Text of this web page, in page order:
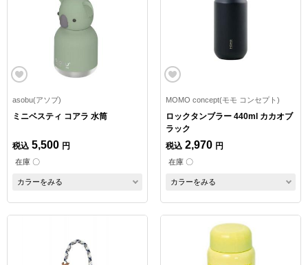
asobu(アソブ)
ミニベスティ コアラ 水筒
税込 5,500 円
在庫 〇
カラーをみる
MOMO concept(モモ コンセプト)
ロックタンブラー 440ml カカオブ
ラック
税込 2,970 円
在庫 〇
カラーをみる